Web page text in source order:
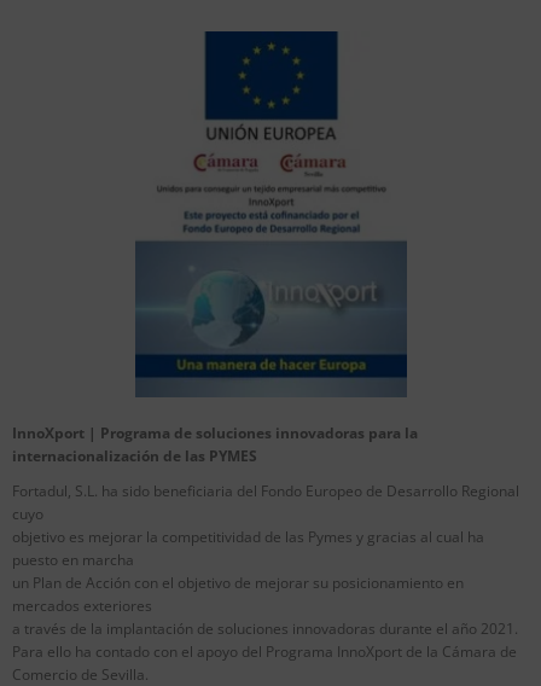
InnoXport | Programa de soluciones innovadoras para la
internacionalización de las PYMES
Fortadul, S.L. ha sido beneficiaria del Fondo Europeo de Desarrollo Regional
cuyo
objetivo es mejorar la competitividad de las Pymes y gracias al cual ha
puesto en marcha
un Plan de Acción con el objetivo de mejorar su posicionamiento en
mercados exteriores
a través de la implantación de soluciones innovadoras durante el año 2021.
Para ello ha contado con el apoyo del Programa InnoXport de la Cámara de
Comercio de Sevilla.